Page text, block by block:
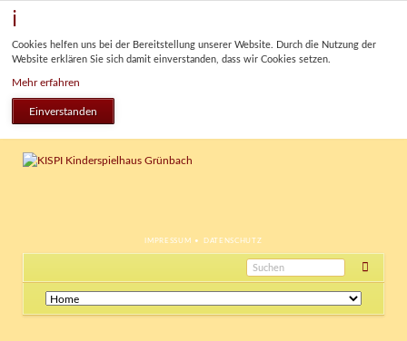
Cookies helfen uns bei der Bereitstellung unserer Website. Durch die Nutzung der
Website erklären Sie sich damit einverstanden, dass wir Cookies setzen.
Mehr erfahren
Einverstanden
NAVIGATION
IMPRESSUM DATENSCHUTZ
Navigation
überspringen